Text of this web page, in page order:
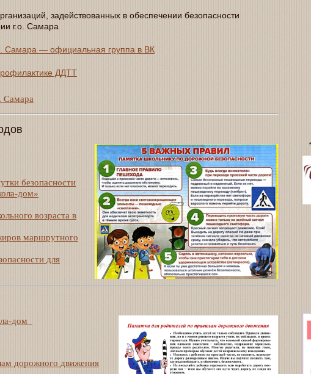
задействованных в обеспечении безопасности
г.о. Самара
Самара — официальная группа в ВК
ДДТТ
Самара
безопасности
дом»
возраста в
маршрутного
для
дом
дорожного движения